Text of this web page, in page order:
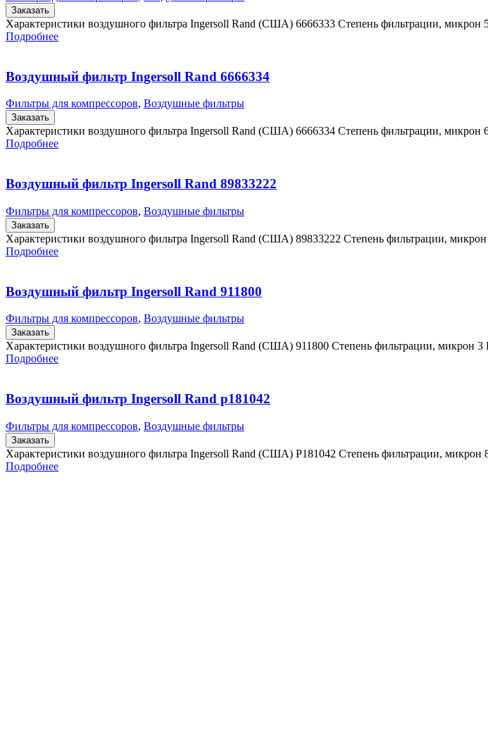
Заказать
Характеристики воздушного фильтра Ingersoll Rand (США) 6666333 Степень фильтрации,
Подробнее
Воздушный фильтр Ingersoll Rand 6666334
Фильтры для компрессоров, Воздушные фильтры
Заказать
Характеристики воздушного фильтра Ingersoll Rand (США) 6666334 Степень фильтрации,
Подробнее
Воздушный фильтр Ingersoll Rand 89833222
Фильтры для компрессоров, Воздушные фильтры
Заказать
Характеристики воздушного фильтра Ingersoll Rand (США) 89833222 Степень фильтрации,
Подробнее
Воздушный фильтр Ingersoll Rand 911800
Фильтры для компрессоров, Воздушные фильтры
Заказать
Характеристики воздушного фильтра Ingersoll Rand (США) 911800 Степень фильтрации,
Подробнее
Воздушный фильтр Ingersoll Rand p181042
Фильтры для компрессоров, Воздушные фильтры
Заказать
Характеристики воздушного фильтра Ingersoll Rand (США) P181042 Степень фильтрации,
Подробнее